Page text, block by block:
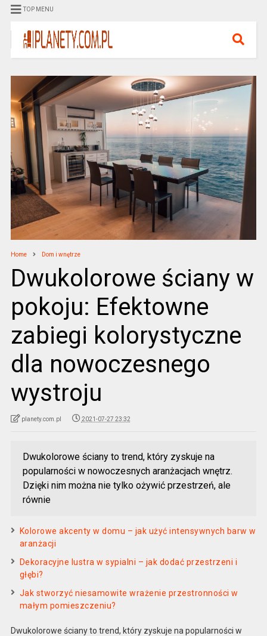
TOP MENU
Home Dom i wnętrze
Dwukolorowe ściany w
pokoju: Efektowne
zabiegi kolorystyczne
dla nowoczesnego
wystroju
planety.com.pl 2021-07-27 23:32
Dwukolorowe ściany to trend, który zyskuje na
popularności w nowoczesnych aranżacjach wnętrz.
Dzięki nim można nie tylko ożywić przestrzeń, ale
równie
Kolorowe akcenty w domu – jak użyć intensywnych barw w
aranżacji
Dekoracyjne lustra w sypialni – jak dodać przestrzeni i
głębi?
Jak stworzyć niesamowite wrażenie przestronności w
małym pomieszczeniu?
Dwukolorowe ściany to trend, który zyskuje na popularności w